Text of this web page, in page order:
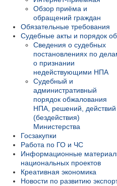
Обзор приёма и
обращений граждан
Обязательные требования
Судебные акты и порядок
Сведения о судебных
постановлениях по
о признании
недействующими НПА
Судебный и
административный
порядок обжалования
НПА, решений, действий
(бездействия)
Министерства
Госзакупки
Работа по ГО и ЧС
Информационные
национальных проектов
Креативная экономика
Новости по развитию